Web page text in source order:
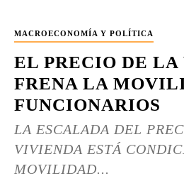
MACROECONOMÍA Y POLÍTICA
EL PRECIO DE
FRENA LA
FUNCIONARIOS
LA ESCALADA DEL
VIVIENDA ESTÁ
MOVILIDAD...